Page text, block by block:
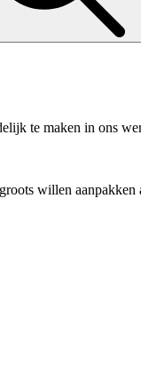
te maken in ons
willen